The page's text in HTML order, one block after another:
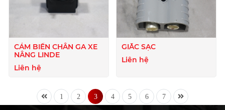
CẢM BIẾN CHÂN GA XE
NÂNG LINDE
Liên hệ
GIẮC SẠC
Liên hệ
1 2 3 4 5 6 7